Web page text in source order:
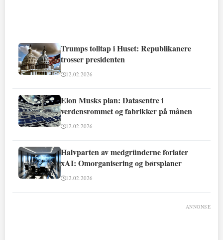
Trumps tolltap i Huset: Republikanere
trosser presidenten
12.02.2026
Elon Musks plan: Datasentre i
verdensrommet og fabrikker på månen
12.02.2026
Halvparten av medgründerne forlater
xAI: Omorganisering og børsplaner
12.02.2026
ANNONSE